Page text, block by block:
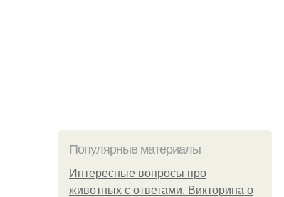
Популярные материалы
Интересные вопросы про
животных с ответами. Викторина о